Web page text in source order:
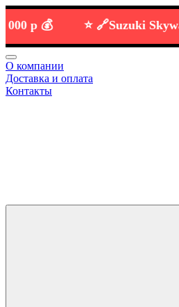
💰 Suzuki Skywave
О компании
Доставка и оплата
Контакты